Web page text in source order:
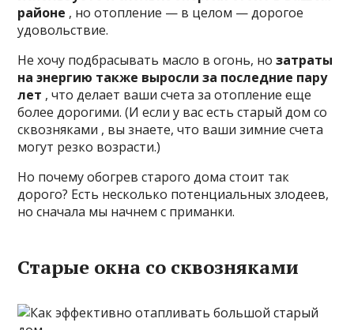
районе , но отопление — в целом — дорогое
удовольствие.
Не хочу подбрасывать масло в огонь, нозатраты
на энергию также выросли за последние пару
лет , что делает ваши счета за отопление еще
более дорогими. (И если у вас есть старый дом со
сквозняками , вы знаете, что ваши зимние счета
могут резко возрасти.)
Но почему обогрев старого дома стоит так
дорого? Есть несколько потенциальных злодеев,
но сначала мы начнем с приманки.
Старые окна со сквозняками